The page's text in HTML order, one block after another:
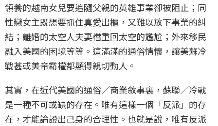
領養的越南女兒要追隨父親的英雄事業卻被阻止；同
性戀女主既想要抓住真愛出櫃，又難以放下事業的糾
結；離婚的太空人夫妻檔重回太空的尷尬；外來移民
融入美國的困境等等。這滿滿的通俗情懷，讓美蘇冷
戰甚或美帝霸權都顯得親切動人。
其實，在近代美國的通俗／商業敘事裏，蘇聯／冷戰
是一種不可或缺的存在。唯有這樣一個「反派」的存
在，才能論證出己身的合理性。也就是說，唯有反派